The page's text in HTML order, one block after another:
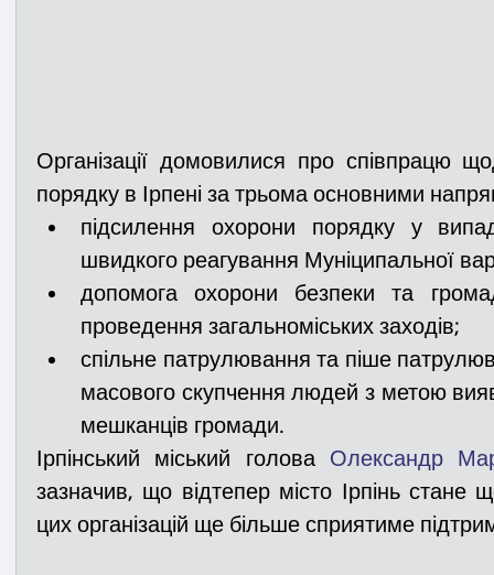
Організації домовилися про співпрацю
порядку в Ірпені за трьома основними
підсилення охорони порядку у
швидкого реагування Муніципальної
допомога охорони безпеки та
проведення загальноміських заходів;
спільне патрулювання та піше
масового скупчення людей з метою
мешканців громади.
Ірпінський міський голова Олександр
зазначив, що відтепер місто Ірпінь стане
цих організацій ще більше сприятиме